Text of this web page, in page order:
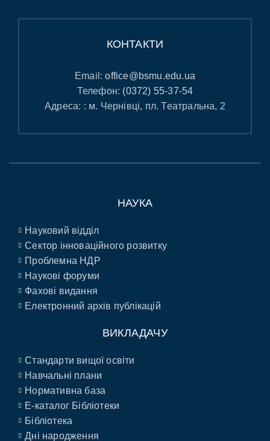
КОНТАКТИ
Email:office@bsmu.edu.ua
Телефон: (0372) 55-37-54
Адреса: : м. Чернівці, пл. Театральна, 2
НАУКА
Науковий відділ
Сектор інноваційного розвитку
Проблемна НДР
Наукові форуми
Фахові видання
Електронний архів публікацій
ВИКЛАДАЧУ
Стандарти вищої освіти
Навчальні плани
Нормативна база
E-каталог Бібліотеки
Бібліотека
Дні народження